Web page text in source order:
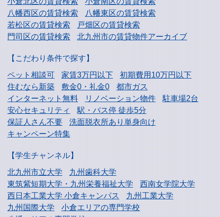
八幡西区の賃貸検索
八幡東区の賃貸検索
若松区の賃貸検索
戸畑区の賃貸検索
門司区の賃貸検索
北九州市の賃貸物件アーカイブ
【こだわり条件で探す】
ペット相談可
家賃3万円以下
初期費用10万円以下
住むなら新築
敷金0・礼金0
都市ガス
インターネット無料
リノベーション物件
駐車場2台
安心セキュリティ
駅・バス停 徒歩5分
保証人さん不要
洗面脱衣所あり単身向け
キャンペーン特集
【学生チャンネル】
北九州市立大学
九州歯科大学
東筑紫短期大学・九州栄養福祉大学
西南女学院大学
西日本工業大学小倉キャンパス
九州工業大学
九州国際大学
小倉エリアの専門学校